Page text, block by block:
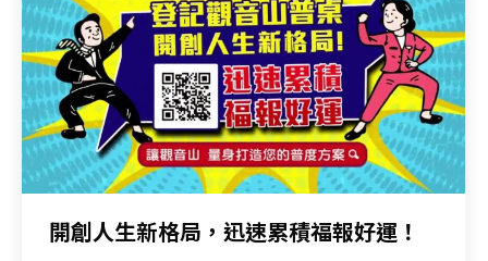
開創人生新格局，迅速累積福報好運！